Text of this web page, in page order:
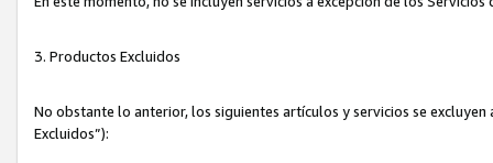
3. Productos Excluidos
No obstante lo anterior, los siguientes artículos y servicios se
Excluidos”):